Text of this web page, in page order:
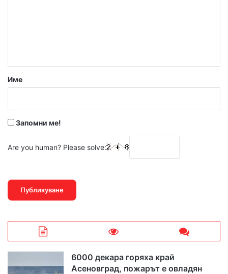
р
Име
Запомни ме!
Are you human? Please solve:
6000 декара горяха край
Асеновград, пожарът е овладян